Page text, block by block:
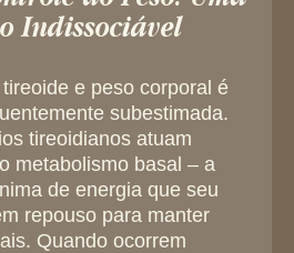
Indissociável
e peso corporal é
subestimada.
tireoidianos atuam
metabolismo basal – a
de energia que seu
repouso para manter
Quando ocorrem